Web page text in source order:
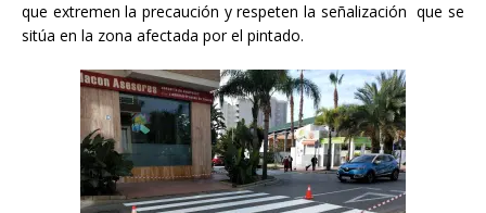
que extremen la precaución y respeten la señalización que se
sitúa en la zona afectada por el pintado.